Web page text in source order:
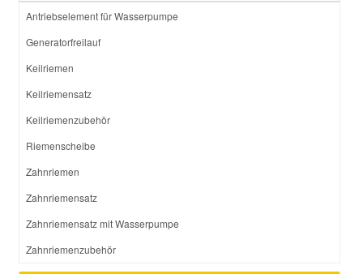
Antriebselement für Wasserpumpe
Generatorfreilauf
Keilriemen
Keilriemensatz
Keilriemenzubehör
Riemenscheibe
Zahnriemen
Zahnriemensatz
Zahnriemensatz mit Wasserpumpe
Zahnriemenzubehör